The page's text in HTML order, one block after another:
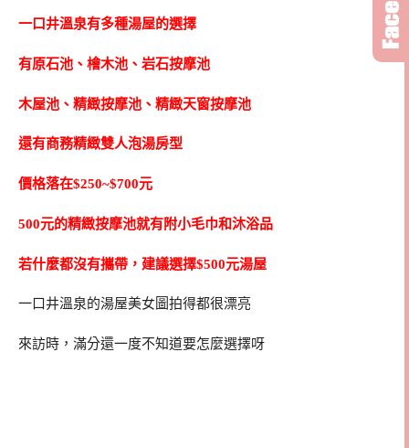
一口井溫泉有多種湯屋的選擇
有原石池、檜木池、岩石按摩池
木屋池、精緻按摩池、精緻天窗按摩池
還有商務精緻雙人泡湯房型
價格落在$250~$700元
500元的精緻按摩池就有附小毛巾和沐浴品
若什麼都沒有攜帶，建議選擇$500元湯屋
一口井溫泉的湯屋美女圖拍得都很漂亮
來訪時，滿分還一度不知道要怎麼選擇呀